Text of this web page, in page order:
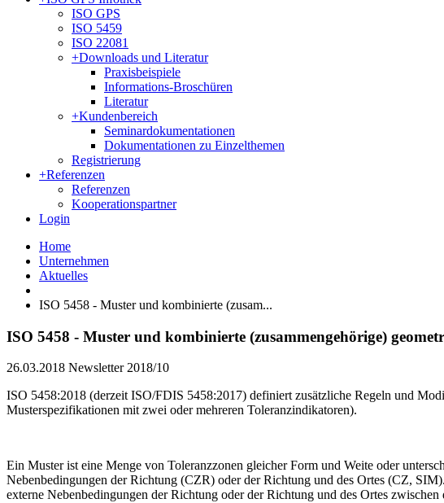
ISO GPS
ISO 5459
ISO 22081
+Downloads und Literatur
Praxisbeispiele
Informations-Broschüren
Literatur
+Kundenbereich
Seminardokumentationen
Dokumentationen zu Einzelthemen
Registrierung
+Referenzen
Referenzen
Kooperationspartner
Login
Home
Unternehmen
Aktuelles
ISO 5458 - Muster und kombinierte (zusam...
ISO 5458 - Muster und kombinierte (zusammengehörige)
26.03.2018 Newsletter 2018/10
ISO 5458:2018 (derzeit ISO/FDIS 5458:2017) definiert zusätzliche Regeln und
Musterspezifikationen mit zwei oder mehreren Toleranzindikatoren).
Ein Muster ist eine Menge von Toleranzzonen gleicher Form und Weite oder
Nebenbedingungen der Richtung (CZR) oder der Richtung und des Ortes (CZ,
externe Nebenbedingungen der Richtung oder der Richtung und des Ortes